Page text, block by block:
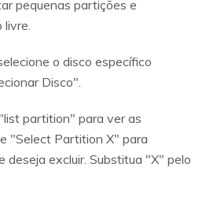
pequenas partições e
o disco específico
Disco".
partition" para ver as
"Select Partition X" para
deseja excluir. Substitua "X" pelo